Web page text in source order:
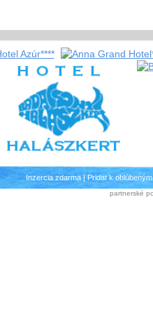
Inzercia zdarma| Pridat k oblúbeným
partnerské